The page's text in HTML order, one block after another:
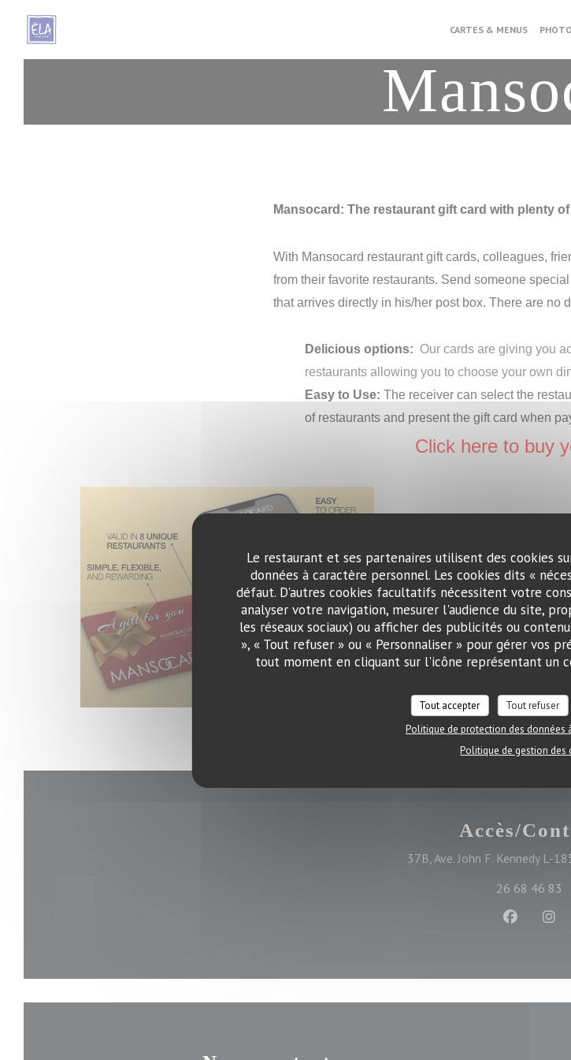
Personnalisation de vos choix en matière de cookies
Le restaurant et ses partenaires utilisent des cookies
données à caractère personnel. Les cookies dits «
défaut. D'autres cookies facultatifs nécessitent votre
analyser votre navigation, mesurer l'audience du site,
les réseaux sociaux) ou afficher des publicités ou
», « Tout refuser » ou « Personnaliser » pour gérer vos
tout moment en cliquant sur l'icône représentant un
Tout accepter Tout refuser
Politique de protection des données
Politique de gestion des
CARTES & MENUS
Mansocard: The restaurant gift card with plenty
With Mansocard restaurant gift cards, colleagues,
from their favorite restaurants. Send someone
that arrives directly in his/her post box. There are no
Delicious options: Our cards are giving you
restaurants allowing you to choose your own
Easy to Use: The receiver can select the
of restaurants and present the gift card when
Click here to buy
Accès/
37B, Ave. John F. Kennedy L-
26 68 46 83